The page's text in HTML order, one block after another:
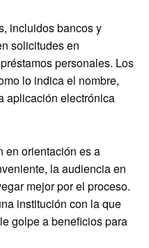
incluidos bancos y
solicitudes en
personales. Los
lo indica el nombre,
aplicación electrónica
en orientación es a
la audiencia en
mejor por el proceso.
institución con la que
golpe a beneficios para